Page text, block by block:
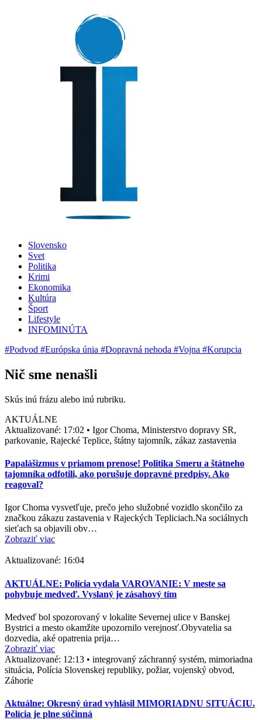
Slovensko
Svet
Politika
Krimi
Ekonomika
Kultúra
Šport
Lifestyle
INFOMINÚTA
#Podvod #Európska únia #Dopravná nehoda #Vojna #Korupcia
Nič sme nenašli
Skús inú frázu alebo inú rubriku.
AKTUÁLNE
Aktualizované: 17:02 • Igor Choma, Ministerstvo dopravy SR,
parkovanie, Rajecké Teplice, štátny tajomník, zákaz zastavenia
Papalášizmus v priamom prenose! Politika Smeru a štátneho
tajomníka odfotili, ako porušuje dopravné predpisy. Ako
reagoval?
Igor Choma vysvetľuje, prečo jeho služobné vozidlo skončilo za
značkou zákazu zastavenia v Rajeckých Tepliciach.Na sociálnych
sieťach sa objavili obv…
Zobraziť viac
Aktualizované: 16:04
AKTUÁLNE: Polícia vydala VAROVANIE: V meste sa
pohybuje medveď. Vyslaný je zásahový tím
Medveď bol spozorovaný v lokalite Severnej ulice v Banskej
Bystrici a mesto okamžite upozornilo verejnosť.Obyvatelia sa
dozvedia, aké opatrenia prija…
Zobraziť viac
Aktualizované: 12:13 • integrovaný záchranný systém, mimoriadna
situácia, Polícia Slovenskej republiky, požiar, vojenský obvod,
Záhorie
Aktuálne: Okresný úrad vyhlásil MIMORIADNU SITUÁCIU.
Polícia je plne súčinná